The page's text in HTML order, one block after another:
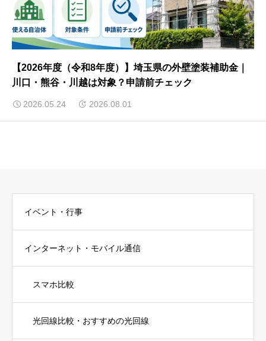
【2026年度（令和8年度）】埼玉県の外壁塗装補助金｜
川口・熊谷・川越は対象？申請前チェック
2026.05.24 2026.08.01
イベント・行事
インターネット・モバイル通信
スマホ比較
光回線比較・おすすめの光回線